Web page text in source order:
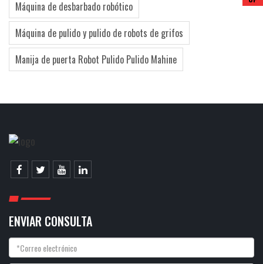
Máquina de desbarbado robótico
Máquina de pulido y pulido de robots de grifos
Manija de puerta Robot Pulido Pulido Mahine
ENVIAR CONSULTA